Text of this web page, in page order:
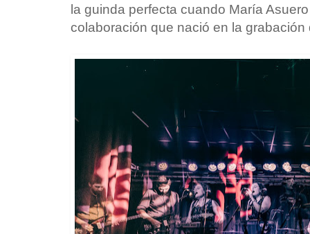
la guinda perfecta cuando María
colaboración que nació en la grabación